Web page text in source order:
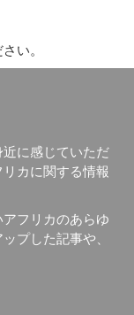
い。
に感じていただ
リカに関する情報
フリカのあらゆ
プした記事や、